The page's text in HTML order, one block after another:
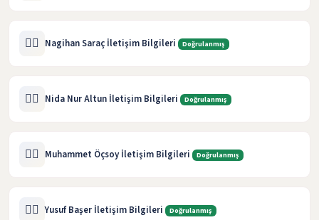
🧑‍⚖️ Nagihan Saraç İletişim Bilgileri Doğrulanmış
🧑‍⚖️ Nida Nur Altun İletişim Bilgileri Doğrulanmış
🧑‍⚖️ Muhammet Öçsoy İletişim Bilgileri Doğrulanmış
🧑‍⚖️ Yusuf Başer İletişim Bilgileri Doğrulanmış